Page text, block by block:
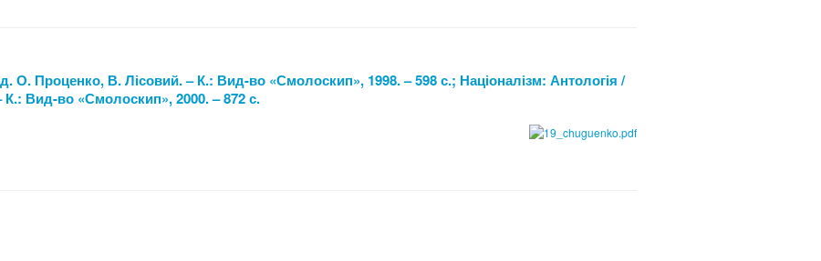
О. Проценко, В. Лісовий. – К.: Вид-во «Смолоскип», 1998. – 598 с.; Націоналізм: Антологія /
Вид-во «Смолоскип», 2000. – 872 с.